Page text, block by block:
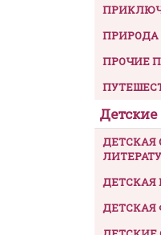
ПРОЧИЕ
Детские
ДЕТСКАЯ
ДЕТСКАЯ
ДЕТСКАЯ